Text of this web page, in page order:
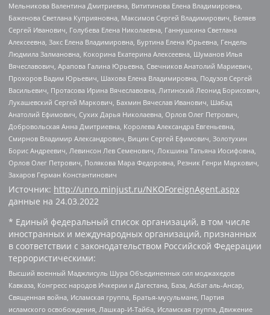
Мельникова Валентина Дмитриевна, Вититинова Елена Владимировна,
Баженова Светлана Куприяновна, Максимов Сергей Владимирович, Беляев
Сергей Иванович, Голубева Елена Николаевна, Ганнушкина Светлана
Алексеевна, Закс Елена Владимировна, Буртина Елена Юрьевна, Гендель
Людмила Залмановна, Кокорина Екатерина Алексеевна, Шуманов Илья
Вячеславович, Арапова Галина Юрьевна, Свечников Анатолий Мариевич,
Прохоров Вадим Юрьевич, Шахова Елена Владимировна, Подузов Сергей
Васильевич, Протасова Ирина Вячеславовна, Литинский Леонид Борисович,
Лукашевский Сергей Маркович, Бахмин Вячеслав Иванович, Шабад
Анатолий Ефимович, Сухих Дарья Николаевна, Орлов Олег Петрович,
Добровольская Анна Дмитриевна, Королева Александра Евгеньевна,
Смирнов Владимир Александрович, Вицин Сергей Ефимович, Золотухин
Борис Андреевич, Левинсон Лев Семенович, Локшина Татьяна Иосифовна,
Орлов Олег Петрович, Полякова Мара Федоровна, Резник Генри Маркович,
Захаров Герман Константинович
Источник: http://unro.minjust.ru/NKOForeignAgent.aspx
данные на 24.03.2022
* Единый федеральный список организаций, в том числе
иностранных и международных организаций, признанных
в соответствии с законодательством Российской Федерации
террористическими:
Высший военный Маджлисуль Шура Объединенных сил моджахедов
Кавказа, Конгресс народов Ичкерии и Дагестана, База, Асбат аль-Ансар,
Священная война, Исламская группа, Братья-мусульмане, Партия
исламского освобождения, Лашкар-И-Тайба, Исламская группа, Движение